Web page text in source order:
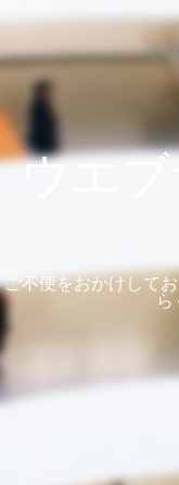
ウエブ
ご不便をおかけして